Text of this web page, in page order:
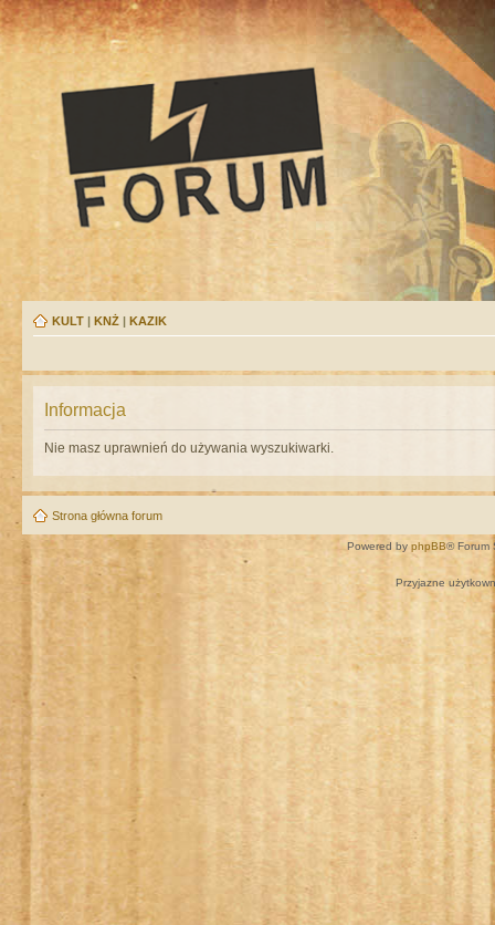
KULT | KNŻ | KAZIK
Informacja
Nie masz uprawnień do używania wyszukiwarki.
Strona główna forum
Powered by phpBB® Forum
Przyjazne